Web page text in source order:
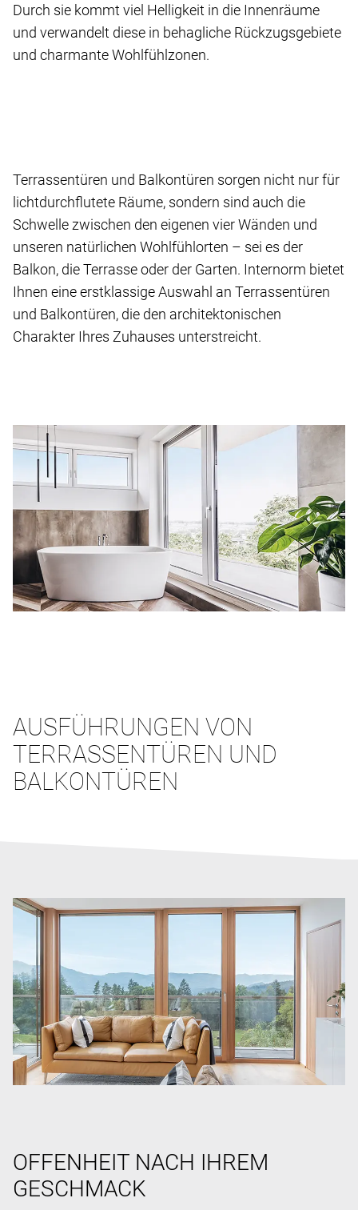
Durch sie kommt viel Helligkeit in die Innenräume
und verwandelt diese in behagliche Rückzugsgebiete
und charmante Wohlfühlzonen.
Terrassentüren und Balkontüren sorgen nicht nur für
lichtdurchflutete Räume, sondern sind auch die
Schwelle zwischen den eigenen vier Wänden und
unseren natürlichen Wohlfühlorten – sei es der
Balkon, die Terrasse oder der Garten. Internorm bietet
Ihnen eine erstklassige Auswahl an Terrassentüren
und Balkontüren, die den architektonischen
Charakter Ihres Zuhauses unterstreicht.
AUSFÜHRUNGEN VON
TERRASSENTÜREN UND
BALKONTÜREN
OFFENHEIT NACH IHREM
GESCHMACK